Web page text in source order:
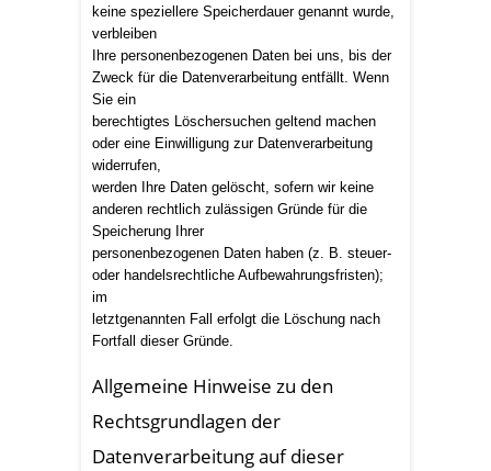
keine speziellere Speicherdauer genannt wurde,
verbleiben
Ihre personenbezogenen Daten bei uns, bis der
Zweck für die Datenverarbeitung entfällt. Wenn
Sie ein
berechtigtes Löschersuchen geltend machen
oder eine Einwilligung zur Datenverarbeitung
widerrufen,
werden Ihre Daten gelöscht, sofern wir keine
anderen rechtlich zulässigen Gründe für die
Speicherung Ihrer
personenbezogenen Daten haben (z. B. steuer-
oder handelsrechtliche Aufbewahrungsfristen);
im
letztgenannten Fall erfolgt die Löschung nach
Fortfall dieser Gründe.
Allgemeine Hinweise zu den
Rechtsgrundlagen der
Datenverarbeitung auf dieser